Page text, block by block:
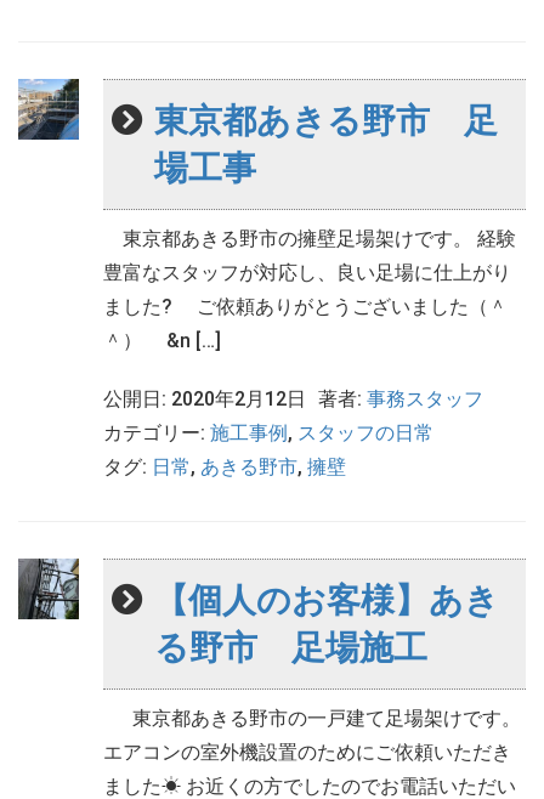
東京都あきる野市 足
場工事
東京都あきる野市の擁壁足場架けです。 経験
豊富なスタッフが対応し、良い足場に仕上がり
ました? ご依頼ありがとうございました（＾
＾） &n […]
公開日: 2020年2月12日 著者: 事務スタッフ
カテゴリー: 施工事例, スタッフの日常
タグ: 日常, あきる野市, 擁壁
【個人のお客様】あき
る野市 足場施工
東京都あきる野市の一戸建て足場架けです。
エアコンの室外機設置のためにご依頼いただき
ました☀ お近くの方でしたのでお電話いただい